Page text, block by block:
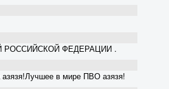
РОССИЙСКОЙ ФЕДЕРАЦИИ .
в мире ПВО азязя!